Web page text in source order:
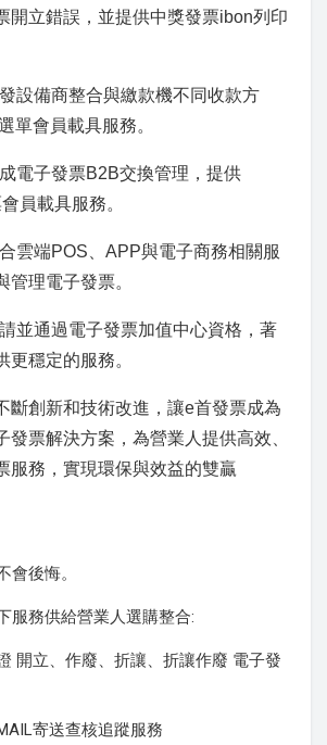
開立錯誤，並提供中獎發票ibon列印
設備商整合與繳款機不同收款方
單會員載具服務。
電子發票B2B交換管理，提供
員載具服務。
雲端POS、APP與電子商務相關服
管理電子發票。
並通過電子發票加值中心資格，著
更穩定的服務。
斷創新和技術改進，讓e首發票成為
發票解決方案，為營業人提供高效、
服務，實現環保與效益的雙贏
會後悔。
服務供給營業人選購整合:
開立、作廢、折讓、折讓作廢 電子發
寄送查核追蹤服務